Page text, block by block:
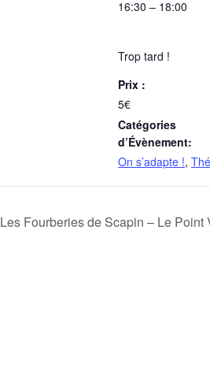
16:30 – 18:00
Trop tard !
Prix :
5€
Catégories
d’Évènement:
On s’adapte !,
Les Fourberies de Scapin – Le Point